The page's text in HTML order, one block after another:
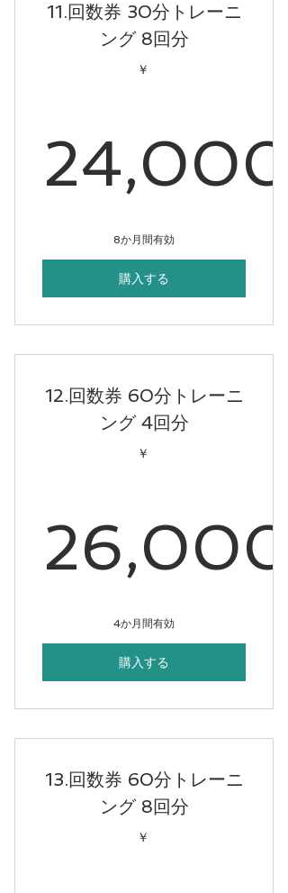
11.回数券 30分トレーニ
ング 8回分
￥
24,000
8か月間有効
購入する
12.回数券 60分トレーニ
ング 4回分
￥
26,000
4か月間有効
購入する
13.回数券 60分トレーニ
ング 8回分
￥